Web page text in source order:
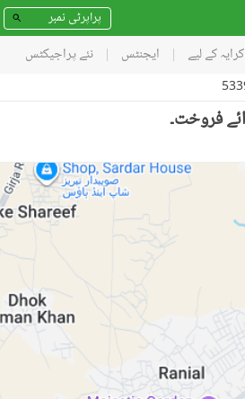
کرایہ کے لیے ایجنٹس نئے پراجیکٹس